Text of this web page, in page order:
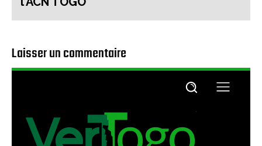
Laisser un commentaire